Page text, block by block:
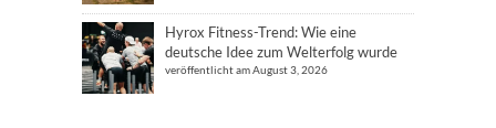
Hyrox Fitness-Trend: Wie eine
deutsche Idee zum Welterfolg wurde
veröffentlicht am August 3, 2026